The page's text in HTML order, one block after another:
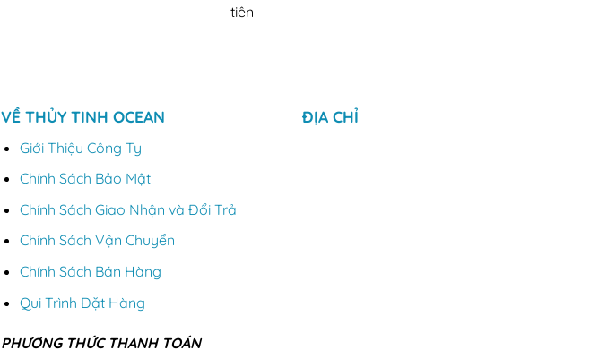
tiên
VỀ THỦY TINH OCEAN
Giới Thiệu Công Ty
Chính Sách Bảo Mật
Chính Sách Giao Nhận và Đổi Trả
Chính Sách Vận Chuyển
Chính Sách Bán Hàng
Qui Trình Đặt Hàng
PHƯƠNG THỨC THANH TOÁN
ĐỊA CHỈ